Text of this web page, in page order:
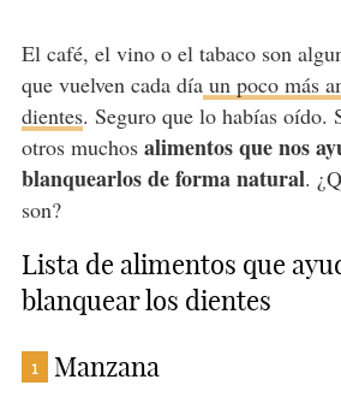
El café, el vino o el tabaco son
que vuelven cada díaun poco más
dientes. Seguro que lo habías oído.
otros muchosalimentos que nos
blanquearlos de forma natural.
son?
Lista de alimentos que
blanquear los dientes
1 Manzana